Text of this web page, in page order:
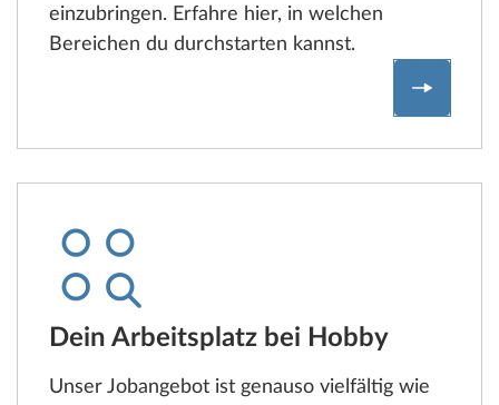
einzubringen. Erfahre hier, in welchen
Bereichen du durchstarten kannst.
Unsere
Dein Arbeitsplatz bei Hobby
Unser Jobangebot ist genauso vielfältig wie